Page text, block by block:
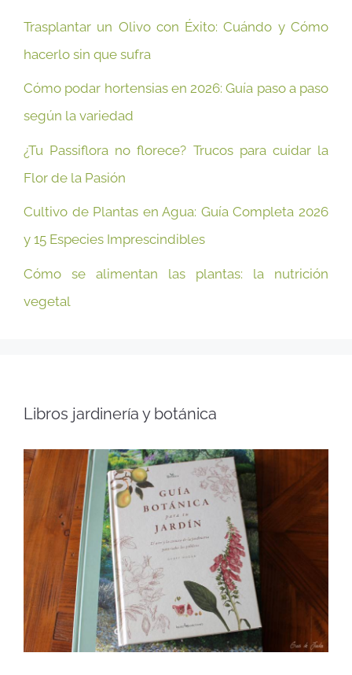
Trasplantar un Olivo con Éxito: Cuándo y Cómo
hacerlo sin que sufra
Cómo podar hortensias en 2026: Guía paso a paso
según la variedad
¿Tu Passiflora no florece? Trucos para cuidar la
Flor de la Pasión
Cultivo de Plantas en Agua: Guía Completa 2026
y 15 Especies Imprescindibles
Cómo se alimentan las plantas: la nutrición
vegetal
Libros jardinería y botánica